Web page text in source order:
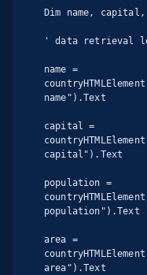
Dim name,
' data retrieval
name =
name").Text
capital =
capital").Text
population =
population").Text
area =
area").Text